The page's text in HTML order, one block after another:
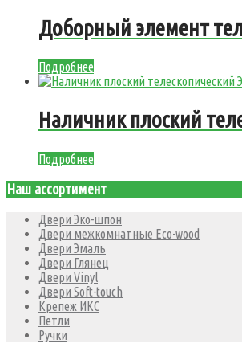
Доборный элемент
Подробнее
Наличник плоский
Подробнее
Наш ассортимент
Двери Эко-шпон
Двери межкомнатные Eco-wood
Двери Эмаль
Двери Глянец
Двери Vinyl
Двери Soft-touch
Крепеж ИКС
Петли
Ручки